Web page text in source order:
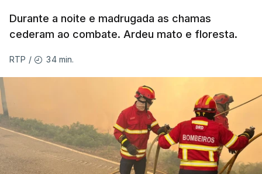
ESTE CONTEÚDO ESTÁ NESTE
MOMENTO INDISPONÍVEL
As autoridades canadianas estimam que vai levar
dias ou semanas para controlar o fogo. Mais de
dois mil operacionais estão no terreno no combate
às chamas.
Durante a noite e madrugada as chamas
cederam ao combate. Ardeu mato e floresta.
RTP / 34 min.